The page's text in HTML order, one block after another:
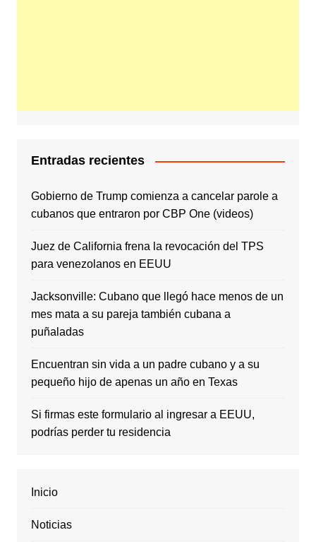
Entradas recientes
Gobierno de Trump comienza a cancelar parole a
cubanos que entraron por CBP One (videos)
Juez de California frena la revocación del TPS
para venezolanos en EEUU
Jacksonville: Cubano que llegó hace menos de un
mes mata a su pareja también cubana a
puñaladas
Encuentran sin vida a un padre cubano y a su
pequeño hijo de apenas un año en Texas
Si firmas este formulario al ingresar a EEUU,
podrías perder tu residencia
Inicio
Noticias